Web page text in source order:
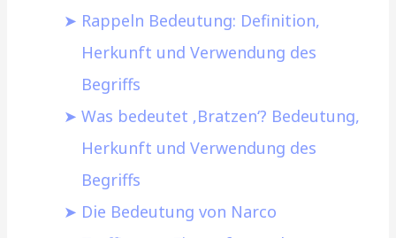
Rappeln Bedeutung: Definition,
Herkunft und Verwendung des
Begriffs
Was bedeutet ‚Bratzen‘? Bedeutung,
Herkunft und Verwendung des
Begriffs
Die Bedeutung von Narco